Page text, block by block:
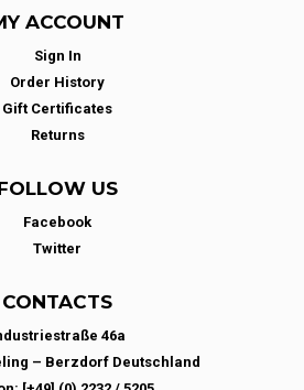
ACCOUNT
Sign In
Order History
Gift Certificates
Returns
US
Facebook
Twitter
CONTACTS
46a
– Berzdorf Deutschland